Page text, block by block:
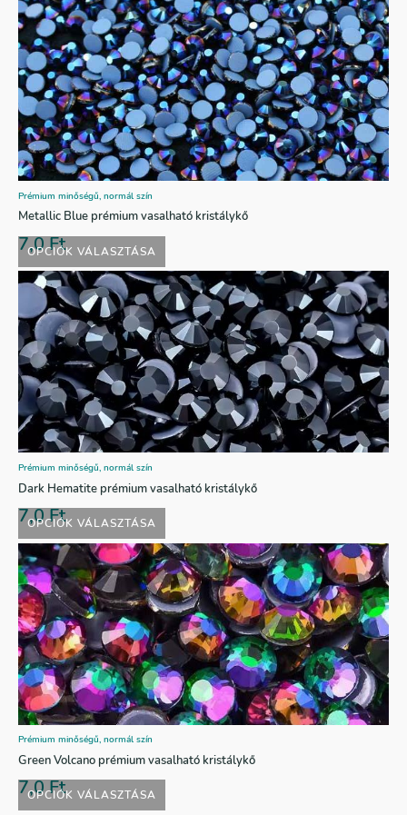
OPCIÓK VÁLASZTÁSA
Prémium minőségű, normál szín
Metallic Blue prémium vasalható kristálykő
7,0Ft
OPCIÓK VÁLASZTÁSA
Prémium minőségű, normál szín
Dark Hematite prémium vasalható kristálykő
7,0Ft
OPCIÓK VÁLASZTÁSA
Prémium minőségű, normál szín
Green Volcano prémium vasalható kristálykő
7,0Ft